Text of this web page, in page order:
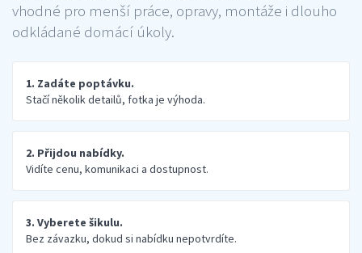
vhodné pro menší práce, opravy, montáže i dlouho
odkládané domácí úkoly.
1. Zadáte poptávku.
Stačí několik detailů, fotka je výhoda.
2. Přijdou nabídky.
Vidíte cenu, komunikaci a dostupnost.
3. Vyberete šikulu.
Bez závazku, dokud si nabídku nepotvrdíte.